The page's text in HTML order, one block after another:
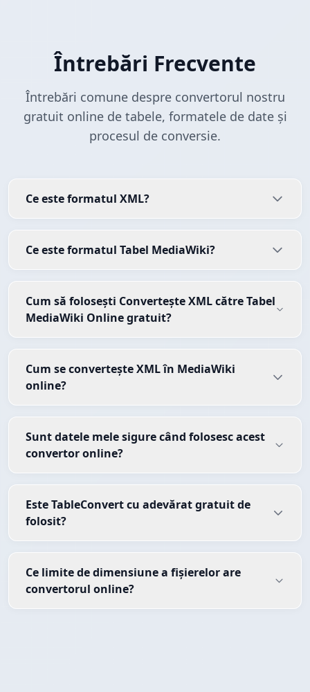
Întrebări Frecvente
Întrebări comune despre convertorul nostru
gratuit online de tabele, formatele de date și
procesul de conversie.
Ce este formatul XML?
Ce este formatul Tabel MediaWiki?
Cum să folosești Convertește XML către Tabel
MediaWiki Online gratuit?
Cum se convertește XML în MediaWiki
online?
Sunt datele mele sigure când folosesc acest
convertor online?
Este TableConvert cu adevărat gratuit de
folosit?
Ce limite de dimensiune a fișierelor are
convertorul online?